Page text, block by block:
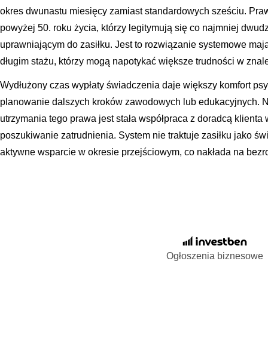
okres dwunastu miesięcy zamiast standardowych sześciu.
powyżej 50. roku życia, którzy legitymują się co najmniej
uprawniającym do zasiłku. Jest to rozwiązanie systemowe
długim stażu, którzy mogą napotykać większe trudności w
Wydłużony czas wypłaty świadczenia daje większy komfort
planowanie dalszych kroków zawodowych lub edukacyjnych.
utrzymania tego prawa jest stała współpraca z doradcą
poszukiwanie zatrudnienia. System nie traktuje zasiłku jako
aktywne wsparcie w okresie przejściowym, co nakłada na
Ogłoszenia biznesowe